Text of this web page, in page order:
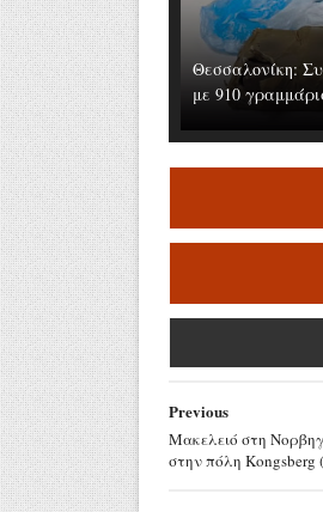
Θεσσαλονίκη:
με 910
Previous
Μακελειό στη
στην πόλη Kongsberg